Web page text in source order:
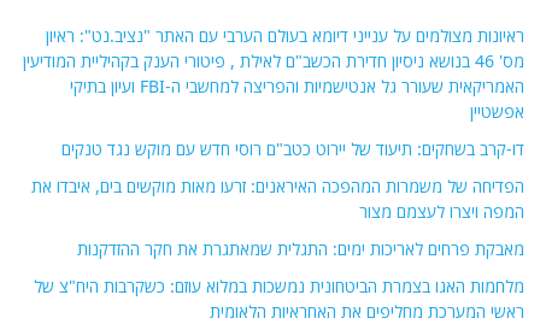
ראיונות מצולמים על ענייני דיומא בעולם הערבי עם האתר "נציב.נט": ראיון
מס' 46 בנושא ניסיון חדירת הכשב"ם לאילת , פיטורי הענק בקהיליית המודיעין
האמריקאית שעורר גל אנטישמיות והפריצה למחשבי ה-FBI ועיון בתיקי
אפשטיין
דו-קרב בשחקים: תיעוד של יירוט כטב"ם רוסי חדש עם מוקש נגד טנקים
הפדיחה של משמרות המהפכה האיראנים: זרעו מאות מוקשים בים, איבדו את
המפה ויצרו לעצמם מצור
מאבקת פרחים לאריכות ימים: התגלית שמאתגרת את חקר ההזדקנות
מלחמות האגו בצמרת הביטחונית נמשכות במלוא עוזם: כשקרבות היח"צ של
ראשי המערכת מחליפים את האחראיות הלאומית